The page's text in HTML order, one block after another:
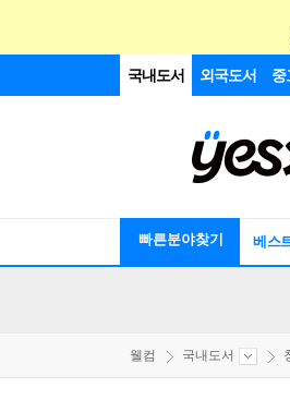
국내도서 외국도서 중
빠른분야찾기 베스
웰컴 국내도서